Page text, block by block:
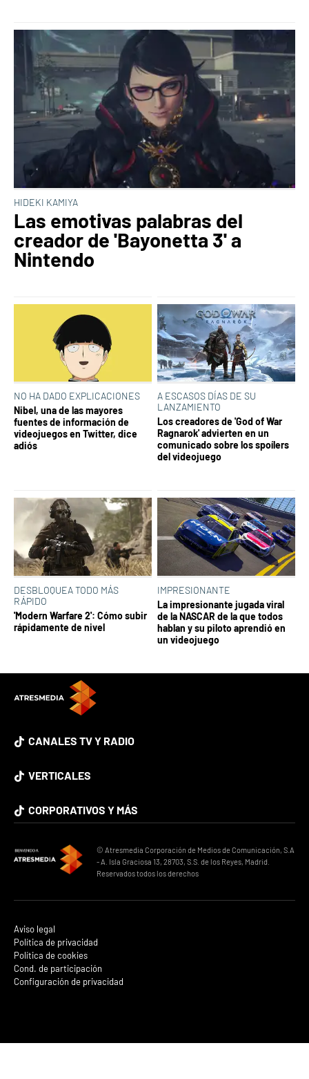
HIDEKI KAMIYA
Las emotivas palabras del
creador de 'Bayonetta 3' a
Nintendo
NO HA DADO EXPLICACIONES
Nibel, una de las mayores
fuentes de información de
videojuegos en Twitter, dice
adiós
A ESCASOS DÍAS DE SU
LANZAMIENTO
Los creadores de 'God of War
Ragnarok' advierten en un
comunicado sobre los spoílers
del videojuego
DESBLOQUEA TODO MÁS
RÁPIDO
'Modern Warfare 2': Cómo subir
rápidamente de nivel
IMPRESIONANTE
La impresionante jugada viral
de la NASCAR de la que todos
hablan y su piloto aprendió en
un videojuego
CANALES TV Y RADIO
VERTICALES
CORPORATIVOS Y MÁS
© Atresmedia Corporación de Medios de Comunicación, S.A
- A. Isla Graciosa 13, 28703, S.S. de los Reyes, Madrid.
Reservados todos los derechos
Aviso legal
Política de privacidad
Política de cookies
Cond. de participación
Configuración de privacidad